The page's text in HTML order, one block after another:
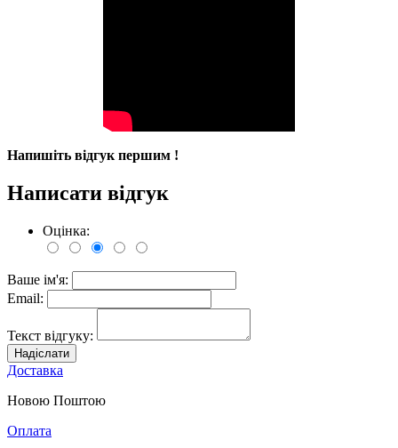
Напишіть відгук першим !
Написати відгук
Оцінка:
Ваше ім'я:
Email:
Текст відгуку:
Надіслати
Доставка
Новою Поштою
Оплата